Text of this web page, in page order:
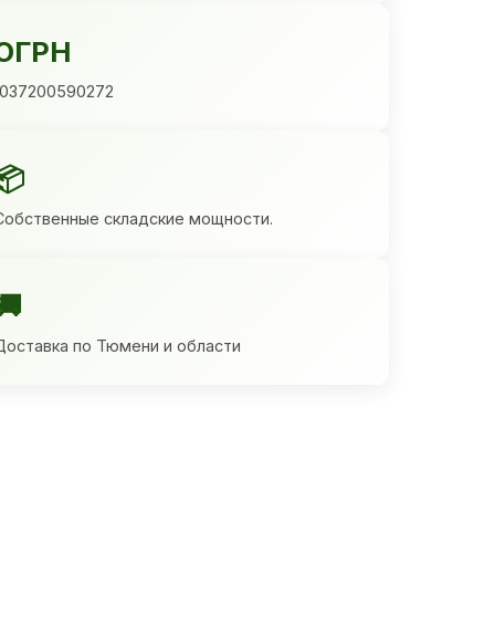
складские мощности.
по Тюмени и области